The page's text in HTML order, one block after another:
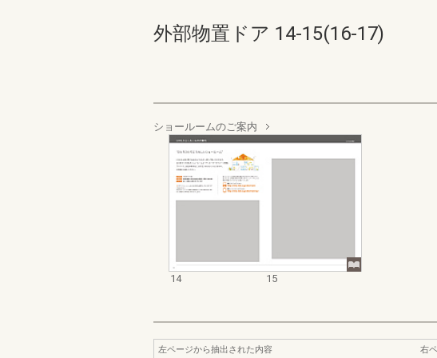
外部物置ドア 14-15(16-17)
ショールームのご案内
14 15
左ページから抽出された内容 右